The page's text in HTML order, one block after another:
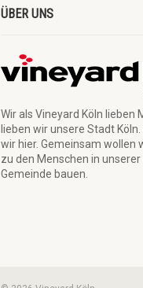
ÜBER UNS
Wir als Vineyard Köln lieben
lieben wir unsere Stadt
wir hier. Gemeinsam wollen
zu den Menschen in
Gemeinde bauen.